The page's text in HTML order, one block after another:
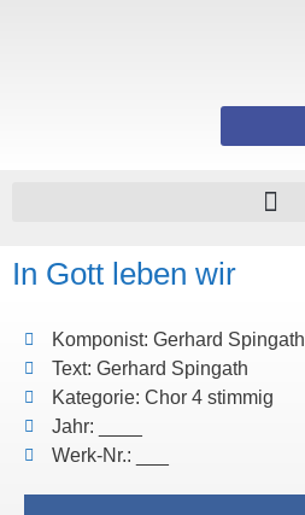
In Gott leben wir
Komponist: Gerhard Spingath
Text: Gerhard Spingath
Kategorie: Chor 4 stimmig
Jahr: ____
Werk-Nr.: ___